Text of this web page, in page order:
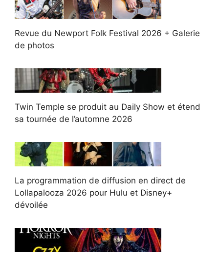
Revue du Newport Folk Festival 2026 + Galerie
de photos
Twin Temple se produit au Daily Show et étend
sa tournée de l’automne 2026
La programmation de diffusion en direct de
Lollapalooza 2026 pour Hulu et Disney+
dévoilée